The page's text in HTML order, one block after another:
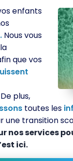
enfants
Nous vous
que vos
De plus,
toutes les
une transition
nos services
ici.